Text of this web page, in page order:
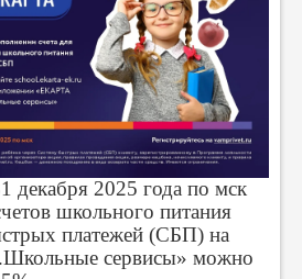
декабря 2025 года по мск
школьного питания
платежей (СБП) на
сервисы» можно